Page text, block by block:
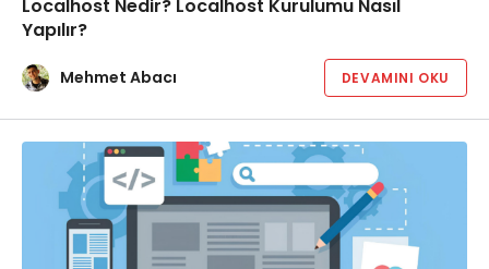
Localhost Nedir? Localhost Kurulumu Nasıl
Yapılır?
Mehmet Abacı DEVAMINI OKU